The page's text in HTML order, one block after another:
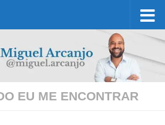
EU ME ENCONTRAR